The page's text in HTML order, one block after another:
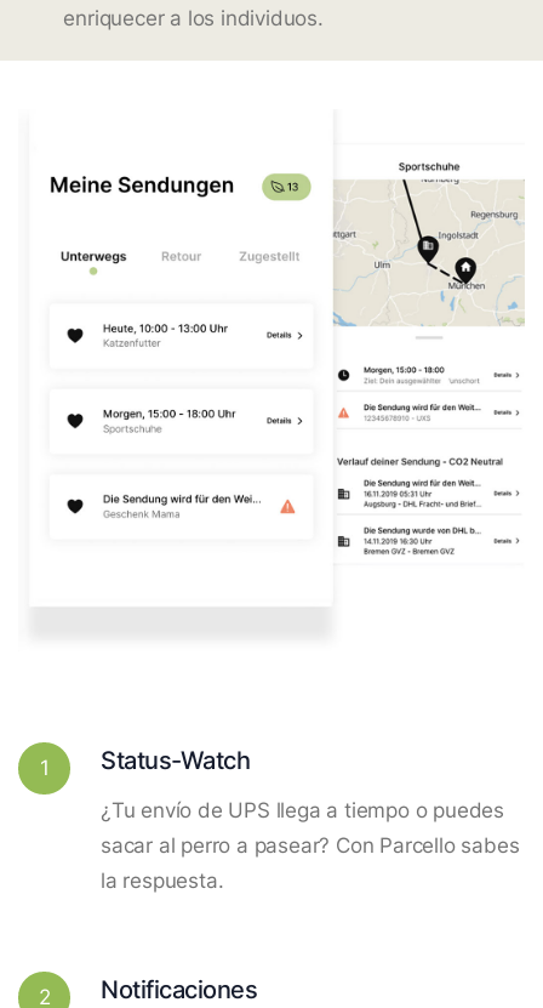
enriquecer a los individuos.
1 Status-Watch
¿Tu envío de UPS llega a tiempo o puedes
sacar al perro a pasear? Con Parcello sabes
la respuesta.
2 Notificaciones